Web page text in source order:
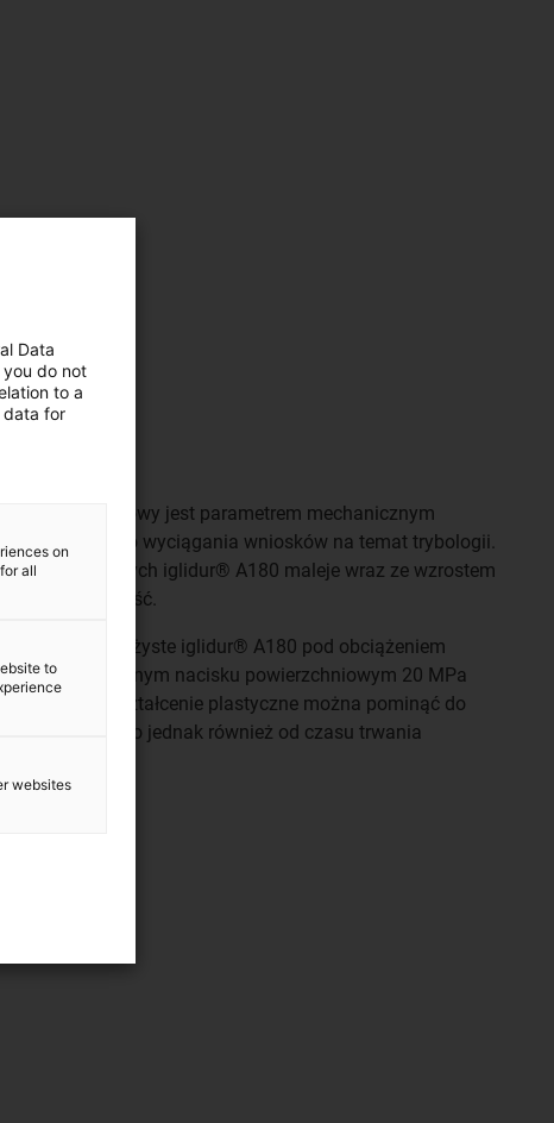
powierzchniowy jest parametrem mechanicznym
do wyciągania wniosków na temat trybologii.
łożysk ślizgowych iglidur® A180 maleje wraz ze wzrostem
tę zależność.
sprężyste iglidur® A180 pod obciążeniem
zalecanym nacisku powierzchniowym 20 MPa
niż 2,5%. Odkształcenie plastyczne można pominąć do
Zależy ono jednak również od czasu trwania
Data
you do not
to a
data for
on
all
to
websites